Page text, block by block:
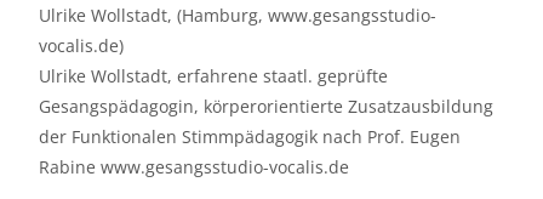
Ulrike Wollstadt, (Hamburg, www.gesangsstudio-
vocalis.de)
Ulrike Wollstadt, erfahrene staatl. geprüfte
Gesangspädagogin, körperorientierte Zusatzausbildung
der Funktionalen Stimmpädagogik nach Prof. Eugen
Rabine www.gesangsstudio-vocalis.de